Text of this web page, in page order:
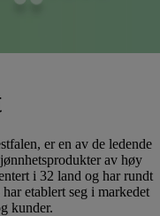
er en av de ledende
av høy
i 32 land og har rundt
etablert seg i markedet
kunder.